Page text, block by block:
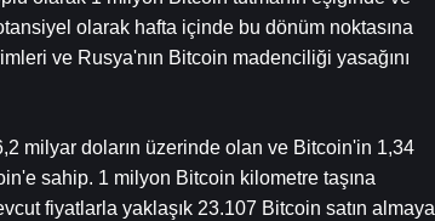
olarak hafta içinde bu dönüm noktasına
ve Rusya'nın Bitcoin madenciliği yasağını
milyar doların üzerinde olan ve Bitcoin'in 1,34
sahip. 1 milyon Bitcoin kilometre taşına
fiyatlarla yaklaşık 23.107 Bitcoin satın almaya